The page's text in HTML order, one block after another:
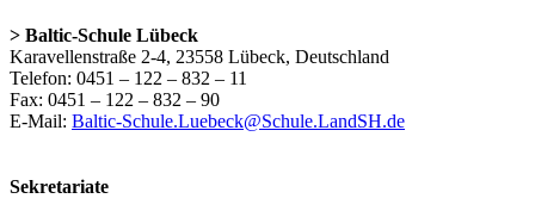
> Baltic-Schule Lübeck
Karavellenstraße 2-4, 23558 Lübeck, Deutschland
Telefon: 0451 – 122 – 832 – 11
Fax: 0451 – 122 – 832 – 90
E-Mail: Baltic-Schule.Luebeck@Schule.LandSH.de
Sekretariate